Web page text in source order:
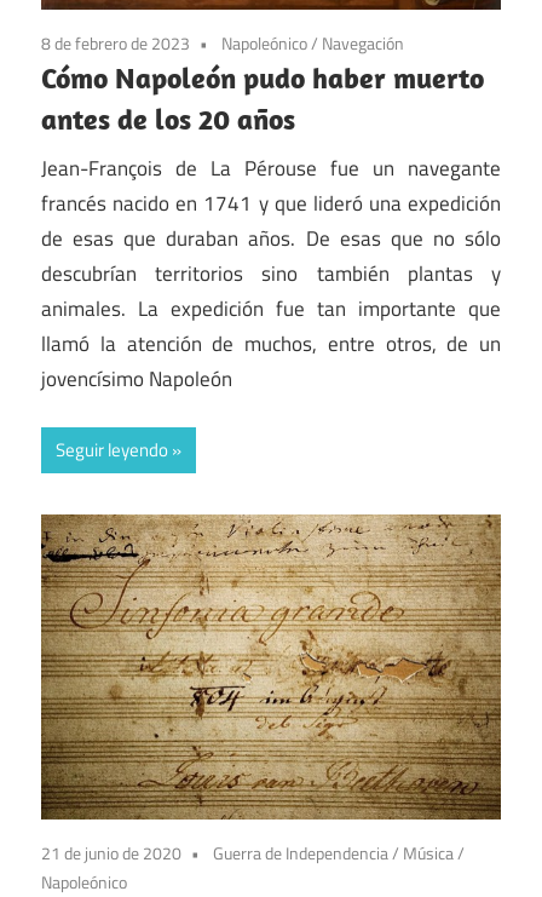
8 de febrero de 2023 Napoleónico/ Navegación
Cómo Napoleón pudo haber muerto
antes de los 20 años
Jean-François de La Pérouse fue un navegante
francés nacido en 1741 y que lideró una expedición
de esas que duraban años. De esas que no sólo
descubrían territorios sino también plantas y
animales. La expedición fue tan importante que
llamó la atención de muchos, entre otros, de un
jovencísimo Napoleón
Seguir leyendo
21 de junio de 2020 Guerra de Independencia/ Música/
Napoleónico